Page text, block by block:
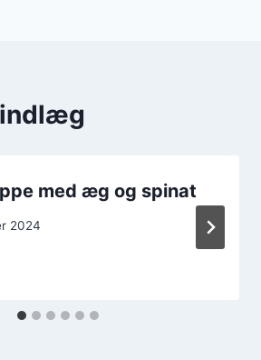
med æg og spinat
2024